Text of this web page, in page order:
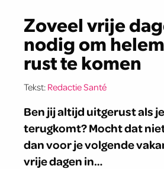
Zoveel vrije
nodig om
rust te komen
Tekst: Redactie Santé
Ben jij altijd uitgerust als
terugkomt? Mocht dat
dan voor je volgende
vrije dagen in…